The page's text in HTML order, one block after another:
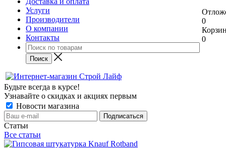
Услуги
Производители
О компании
Контакты
0
0
Будьте всегда в курсе!
Узнавайте о скидках и акциях первым
Новости магазина
Статьи
Все статьи